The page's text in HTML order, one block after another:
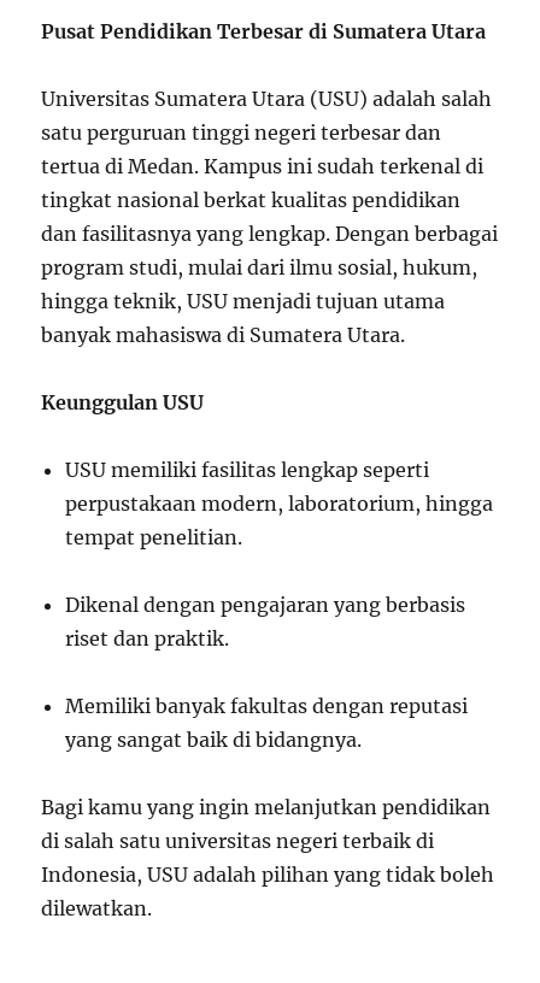
Pusat Pendidikan Terbesar di Sumatera Utara
Universitas Sumatera Utara (USU) adalah salah
satu perguruan tinggi negeri terbesar dan
tertua di Medan. Kampus ini sudah terkenal di
tingkat nasional berkat kualitas pendidikan
dan fasilitasnya yang lengkap. Dengan berbagai
program studi, mulai dari ilmu sosial, hukum,
hingga teknik, USU menjadi tujuan utama
banyak mahasiswa di Sumatera Utara.
Keunggulan USU
USU memiliki fasilitas lengkap seperti
perpustakaan modern, laboratorium, hingga
tempat penelitian.
Dikenal dengan pengajaran yang berbasis
riset dan praktik.
Memiliki banyak fakultas dengan reputasi
yang sangat baik di bidangnya.
Bagi kamu yang ingin melanjutkan pendidikan
di salah satu universitas negeri terbaik di
Indonesia, USU adalah pilihan yang tidak boleh
dilewatkan.